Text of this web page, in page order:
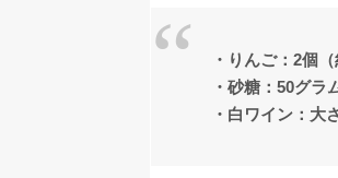
・りんご：2個（
・砂糖：50グラ
・白ワイン：大